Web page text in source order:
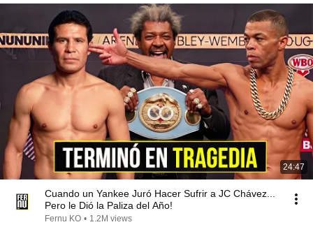
24:47
Cuando un Yankee Juró Hacer Sufrir a JC Chávez...
Pero le Dió la Paliza del Año!
Fernu KO • 1.2M views